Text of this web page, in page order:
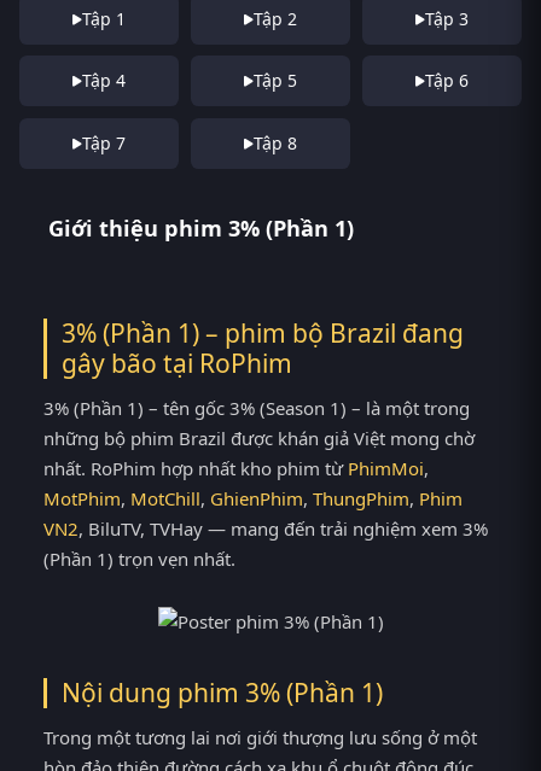
Tập 1 Tập 2 Tập 3
Tập 4 Tập 5 Tập 6
Tập 7 Tập 8
Giới thiệu phim 3% (Phần 1)
3% (Phần 1) – phim bộ Brazil đang
gây bão tại RoPhim
3% (Phần 1) – tên gốc 3% (Season 1) – là một trong
những bộ phim Brazil được khán giả Việt mong chờ
nhất. RoPhim hợp nhất kho phim từ PhimMoi,
MotPhim, MotChill, GhienPhim, ThungPhim, Phim
VN2, BiluTV, TVHay — mang đến trải nghiệm xem 3%
(Phần 1) trọn vẹn nhất.
Nội dung phim 3% (Phần 1)
Trong một tương lai nơi giới thượng lưu sống ở một